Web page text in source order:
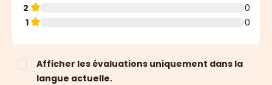
2
0
1
0
Afficher les évaluations uniquement dans la
langue actuelle.